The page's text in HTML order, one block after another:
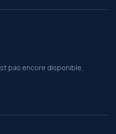
pas encore disponible.